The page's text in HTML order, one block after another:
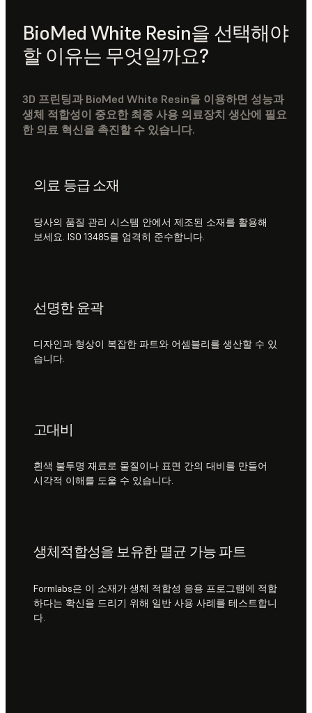
BioMed White Resin을 선택해야
할 이유는 무엇일까요?
3D 프린팅과 BioMed White Resin을 이용하면 성능과
생체 적합성이 중요한 최종 사용 의료장치 생산에 필요
한 의료 혁신을 촉진할 수 있습니다.
의료 등급 소재
당사의 품질 관리 시스템 안에서 제조된 소재를 활용해
보세요. ISO 13485를 엄격히 준수합니다.
선명한 윤곽
디자인과 형상이 복잡한 파트와 어셈블리를 생산할 수 있
습니다.
고대비
흰색 불투명 재료로 물질이나 표면 간의 대비를 만들어
시각적 이해를 도울 수 있습니다.
생체적합성을 보유한 멸균 가능 파트
Formlabs은 이 소재가 생체 적합성 응용 프로그램에 적합
하다는 확신을 드리기 위해 일반 사용 사례를 테스트합니
다.